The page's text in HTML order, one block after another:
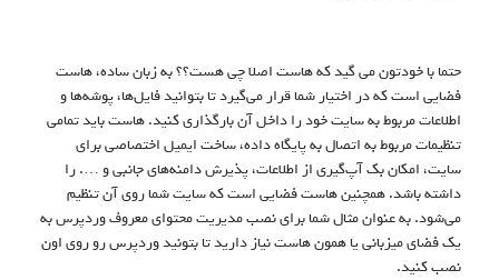
حتما با خودتون می گید که هاست اصلا چی هست؟؟ به زبان ساده، هاست
فضایی است که در اختیار شما قرار می‌گیرد تا بتوانید فایل‌ها، پوشه‌ها و
اطلاعات مربوط به سایت خود را داخل آن بارگذاری کنید. هاست باید تمامی
تنظیمات مربوط به اتصال به پایگاه داده، ساخت ایمیل اختصاصی برای
سایت، امکان بک‌ آپ‌‌گیری از اطلاعات، پذیرش دامنه‌های جانبی و …. را
داشته باشد. همچنین هاست فضایی است که سایت شما روی آن تنظیم
می‌شود. به عنوان مثال شما برای نصب مدیریت محتوای معروف وردپرس به
یک فضای میزبانی یا همون هاست نیاز دارید تا بتونید وردپرس رو روی اون
نصب کنید.